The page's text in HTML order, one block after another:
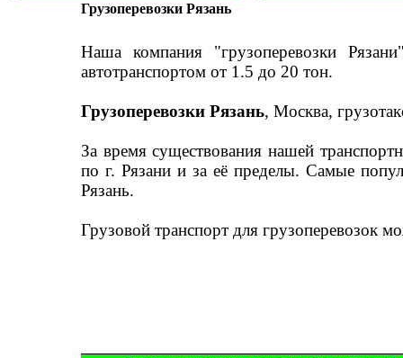
Грузоперевозки Рязань
Наша компания "грузоперевозки
автотранспортом от 1.5 до 20 тон.
Грузоперевозки Рязань, Москва,
За время существования нашей
по г. Рязани и за её пределы. Самые
Рязань.
Грузовой транспорт для грузоперевозок